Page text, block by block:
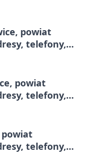
powiat
telefony,
powiat
telefony,
powiat
telefony,